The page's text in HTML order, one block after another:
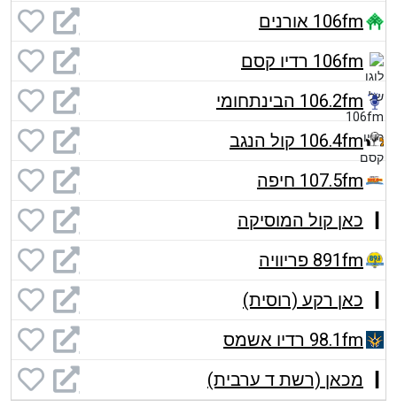
106fm אורנים
106fm רדיו קסם
106.2fm הבינתחומי
106.4fm קול הנגב
107.5fm חיפה
כאן קול המוסיקה
891fm פריוויה
כאן רקע (רוסית)
98.1fm רדיו אשמס
מכאן (רשת ד ערבית)